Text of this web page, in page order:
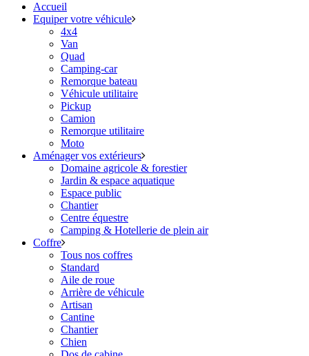
Accueil
Equiper votre véhicule
4x4
Van
Quad
Camping-car
Remorque bateau
Véhicule utilitaire
Pickup
Camion
Remorque utilitaire
Moto
Aménager vos extérieurs
Domaine agricole & forestier
Jardin & espace aquatique
Espace public
Chantier
Centre équestre
Camping & Hotellerie de plein air
Coffre
Tous nos coffres
Standard
Aile de roue
Arrière de véhicule
Artisan
Cantine
Chantier
Chien